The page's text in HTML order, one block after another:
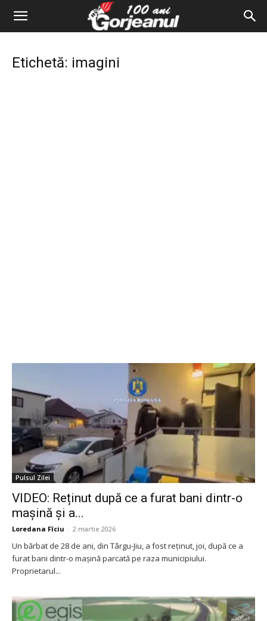
Etichetă: imagini
Pulsul Zilei
VIDEO: Reținut după ce a furat bani dintr-o
mașină și a...
Loredana Fîciu - 2 martie 2026
Un bărbat de 28 de ani, din Târgu-Jiu, a fost reținut, joi, după ce a
furat bani dintr-o mașină parcată pe raza municipiului.
Proprietarul...